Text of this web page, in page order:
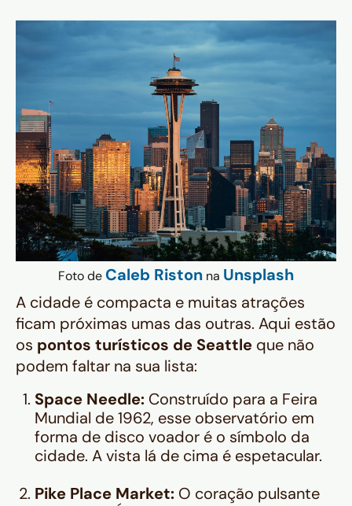
Foto de Caleb Riston na Unsplash
A cidade é compacta e muitas atrações
ficam próximas umas das outras. Aqui estão
os pontos turísticos de Seattle que não
podem faltar na sua lista:
Space Needle: Construído para a Feira
Mundial de 1962, esse observatório em
forma de disco voador é o símbolo da
cidade. A vista lá de cima é espetacular.
Pike Place Market: O coração pulsante